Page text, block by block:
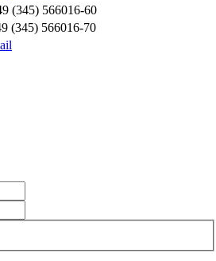
(345) 566016-60
(345) 566016-70